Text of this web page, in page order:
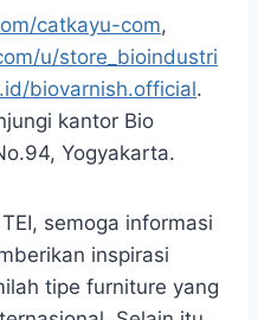
catkayu-com,
u/store_bioindustri
biovarnish.official.
kantor Bio
Yogyakarta.
semoga informasi
inspirasi
tipe furniture yang